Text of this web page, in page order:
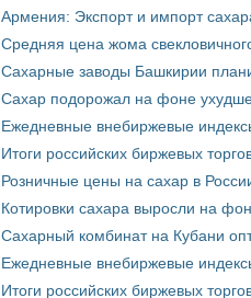
Армения: Экспорт и импорт
Средняя цена жома
Сахарные заводы Башкирии
Сахар подорожал на фоне
Ежедневные внебиржевые
Итоги российских биржевых
Розничные цены на сахар в
Котировки сахара выросли на
Сахарный комбинат на Кубани
Ежедневные внебиржевые
Итоги российских биржевых